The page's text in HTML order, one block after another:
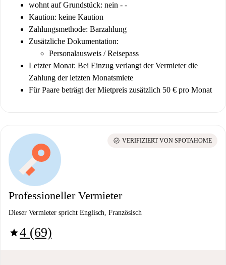
wohnt auf Grundstück: nein - -
Kaution: keine Kaution
Zahlungsmethode: Barzahlung
Zusätzliche Dokumentation:
Personalausweis / Reisepass
Letzter Monat: Bei Einzug verlangt der Vermieter die
Zahlung der letzten Monatsmiete
Für Paare beträgt der Mietpreis zusätzlich 50 € pro Monat
Professioneller Vermieter
Dieser Vermieter spricht Englisch, Französisch
star4 (69)
check_circle VERIFIZIERT VON SPOTAHOME